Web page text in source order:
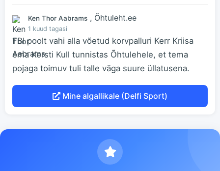
Ken Thor Aabrams , Õhtuleht.ee
1 kuud tagasi
FBI poolt vahi alla võetud korvpalluri Kerr Kriisa
ema Kersti Kull tunnistas Õhtulehele, et tema
pojaga toimuv tuli talle väga suure üllatusena.
Mine algallikale (Delfi Sport)